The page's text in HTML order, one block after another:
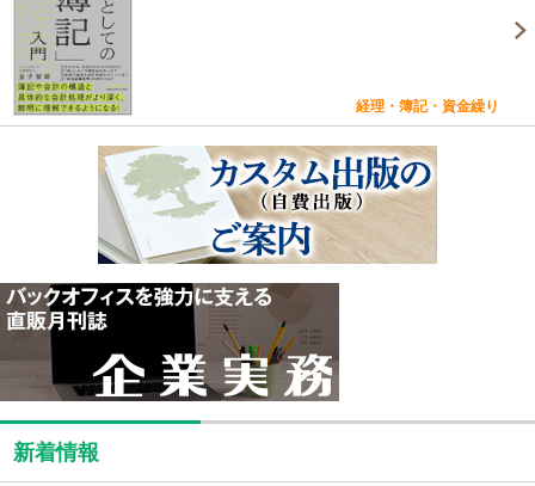
経理・簿記・資金繰り
新着情報